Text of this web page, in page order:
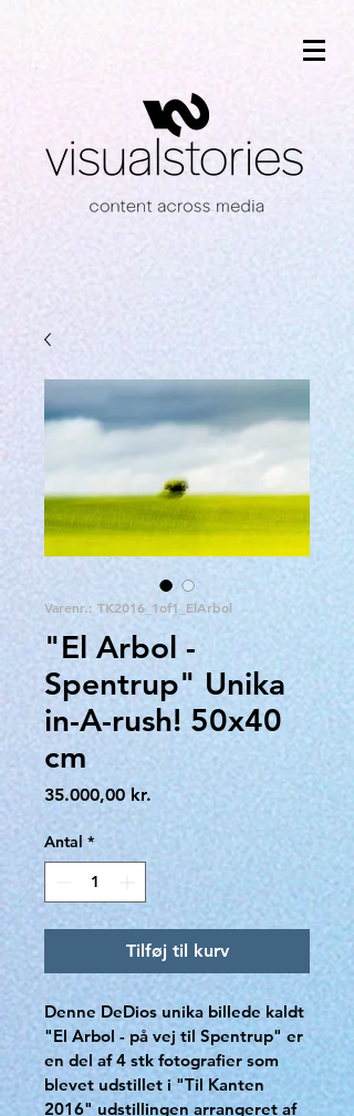
Varenr.: TK2016_1of1_ElArbol
"El Arbol -
Spentrup" Unika
in-A-rush! 50x40
cm
35.000,00 kr. Pris
Antal *
Tilføj til kurv
Denne DeDios unika billede kaldt
"El Arbol - på vej til Spentrup" er
en del af 4 stk fotografier som
blevet udstillet i "Til Kanten
2016" udstillingen arrangeret af